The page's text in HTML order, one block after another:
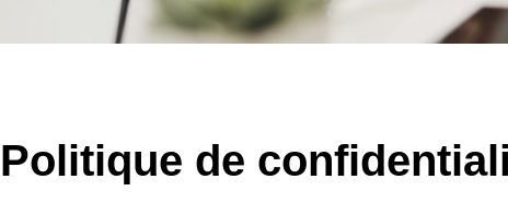
Politique de